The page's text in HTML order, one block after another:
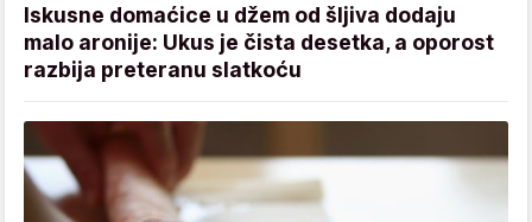
Iskusne domaćice u džem od šljiva dodaju
malo aronije: Ukus je čista desetka, a oporost
razbija preteranu slatkoću